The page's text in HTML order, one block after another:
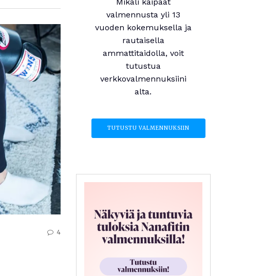
4
valmennusta yli 13
vuoden kokemuksella ja
rautaisella
ammattitaidolla, voit
tutustua
verkkovalmennuksiini
alta.
TUTUSTU VALMENNUKSIIN